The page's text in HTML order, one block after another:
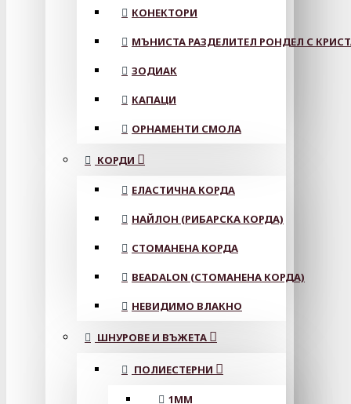
КОНЕКТОРИ
МЪНИСТА РАЗДЕЛИТЕЛ РОНДЕЛ С
ЗОДИАК
КАПАЦИ
ОРНАМЕНТИ СМОЛА
КОРДИ
ЕЛАСТИЧНА КОРДА
НАЙЛОН (РИБАРСКА КОРДА)
СТОМАНЕНА КОРДА
BEADALON (СТОМАНЕНА КОРДА)
НЕВИДИМО ВЛАКНО
ШНУРОВЕ И ВЪЖЕТА
ПОЛИЕСТЕРНИ
1ММ